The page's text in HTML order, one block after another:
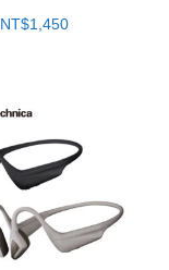
NT$1,450